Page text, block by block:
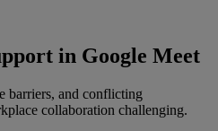
in Google Meet
barriers, and conflicting
collaboration challenging.